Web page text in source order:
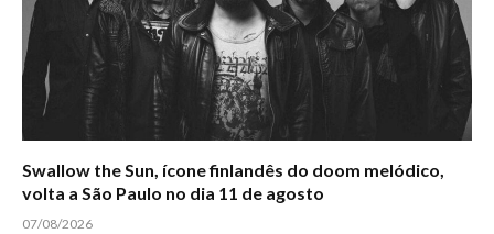
Swallow the Sun, ícone finlandês do doom melódico,
volta a São Paulo no dia 11 de agosto
07/08/2026